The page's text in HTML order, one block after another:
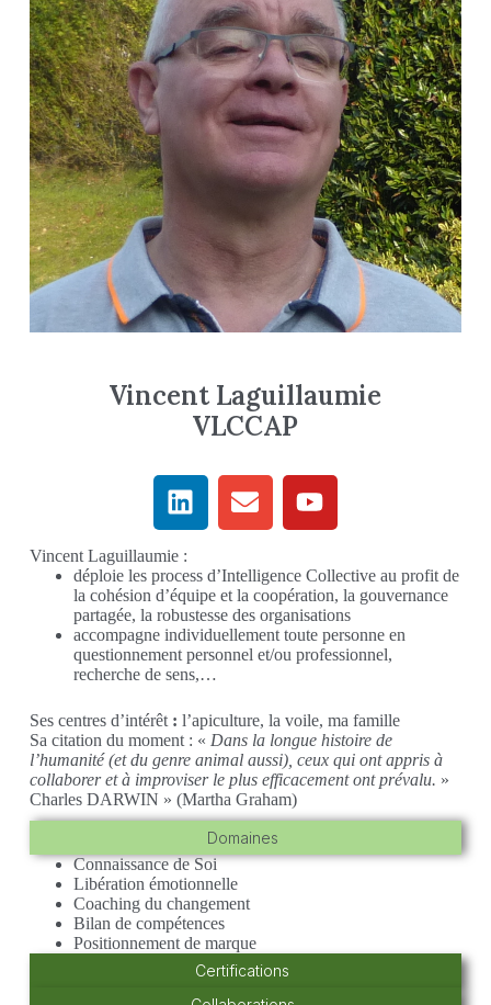
Vincent Laguillaumie
VLCCAP
Vincent Laguillaumie :
déploie les process d’Intelligence Collective au profit de
la cohésion d’équipe et la coopération, la gouvernance
partagée, la robustesse des organisations
accompagne individuellement toute personne en
questionnement personnel et/ou professionnel,
recherche de sens,…
Ses centres d’intérêt : l’apiculture, la voile, ma famille
Sa citation du moment : « Dans la longue histoire de
l’humanité (et du genre animal aussi), ceux qui ont appris à
collaborer et à improviser le plus efficacement ont prévalu. »
Charles DARWIN » (Martha Graham)
Domaines
Certifications
Connaissance de Soi
Libération émotionnelle
Coaching du changement
Bilan de compétences
Positionnement de marque